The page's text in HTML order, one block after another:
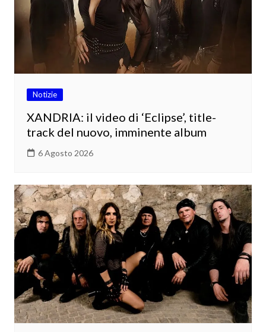
Notizie
XANDRIA: il video di ‘Eclipse’, title-
track del nuovo, imminente album
6 Agosto 2026